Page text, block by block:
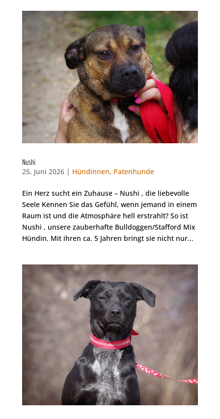
Nushi
25. Juni 2026 | Hündinnen, Patenhunde
Ein Herz sucht ein Zuhause – Nushi , die liebevolle
Seele Kennen Sie das Gefühl, wenn jemand in einem
Raum ist und die Atmosphäre hell erstrahlt? So ist
Nushi , unsere zauberhafte Bulldoggen/Stafford Mix
Hündin. Mit ihren ca. 5 Jahren bringt sie nicht nur...